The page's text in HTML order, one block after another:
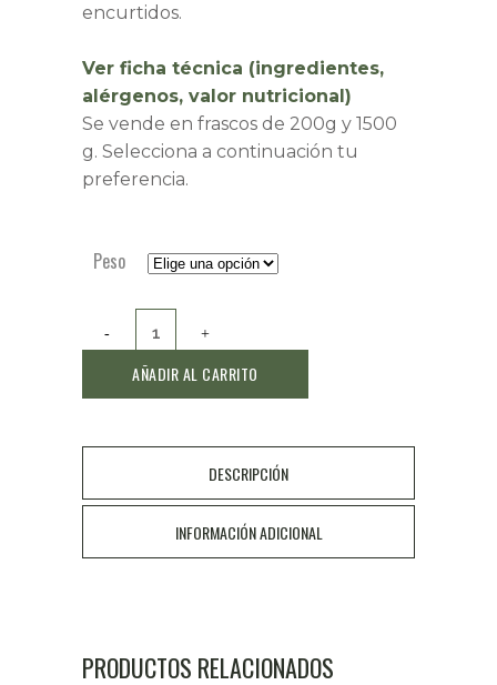
encurtidos.
Ver ficha técnica (ingredientes,
alérgenos, valor nutricional)
Se vende en frascos de 200g y 1500
g. Selecciona a continuación tu
preferencia.
Peso
Banderillas
picantesAÑADIR AL CARRITO
DESCRIPCIÓN
INFORMACIÓN ADICIONAL
PRODUCTOS RELACIONADOS